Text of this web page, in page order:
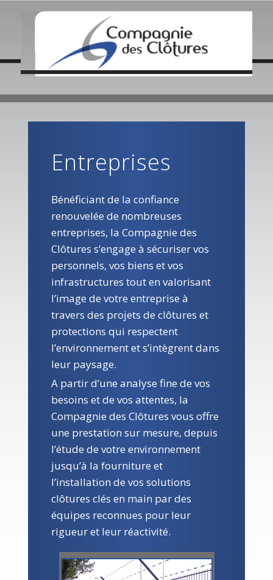
QUI SOMMES NOUS ?
NOS ACTUALITÉS
CRÉATIONS / INOVATIONS
CONTACTEZ NOUS
Entreprises
Bénéficiant de la confiance
renouvelée de nombreuses
entreprises, la Compagnie des
Clôtures s’engage à sécuriser vos
personnels, vos biens et vos
infrastructures tout en valorisant
l’image de votre entreprise à
travers des projets de clôtures et
protections qui respectent
l’environnement et s’intègrent dans
leur paysage.
A partir d’une analyse fine de vos
besoins et de vos attentes, la
Compagnie des Clôtures vous offre
une prestation sur mesure, depuis
l’étude de votre environnement
jusqu’à la fourniture et
l’installation de vos solutions
clôtures clés en main par des
équipes reconnues pour leur
rigueur et leur réactivité.